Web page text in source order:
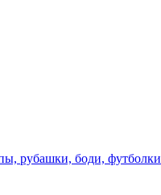
рубашки, боди, футболки